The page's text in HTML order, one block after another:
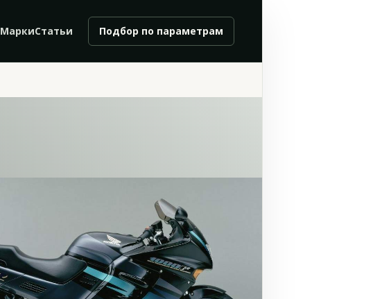
МаркиСтатьи Подбор по параметрам